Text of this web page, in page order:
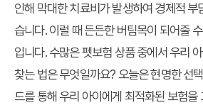
인해 막대한 치료비가 발생하여 경제적 부
습니다. 이럴 때 든든한 버팀목이 되어줄
입니다. 수많은 펫보험 상품 중에서 우리
찾는 법은 무엇일까요? 오늘은 현명한 선
드를 통해 우리 아이에게 최적화된 보험을